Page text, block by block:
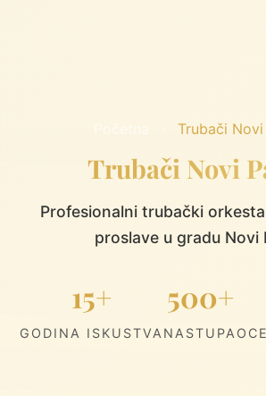
Početna Trubači
Trubači Novi
Profesionalni trubački
proslave u gradu Novi
15+
GODINA ISKUSTVA
500+
NASTUPA